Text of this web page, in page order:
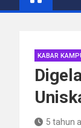
KABAR
5 tahun